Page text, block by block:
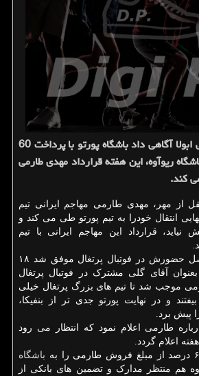
دیجیپا: روزنامه پرتغالی ابولا آگاهی داد باشگاه پورتو با پرداخت 60
ریوآوه، این هفته قرارداد مهدی طارمی
كند.
از مهر، مهدی طارمی مهاجم ایرانی تیم
انتقال خودرا به تیم پورتو طی می کند و
قرارداد این مهاجم ایرانی با تیم
حضورش در فوتبال پرتغال موفق شد ۱۸
آقای گلی مشترک در فوتبال پرتغال
موجب شد تا تیم های بزرگ پرتغال خیلی
و در نهایت پورتو جدی تر از بنفیکا،
پیش برد.
درباره طارمی اعلام نمود که انتظار می رود
اعلام گردد.
باشگاه
هم منتظر مدارک و تضمین های بانکی از